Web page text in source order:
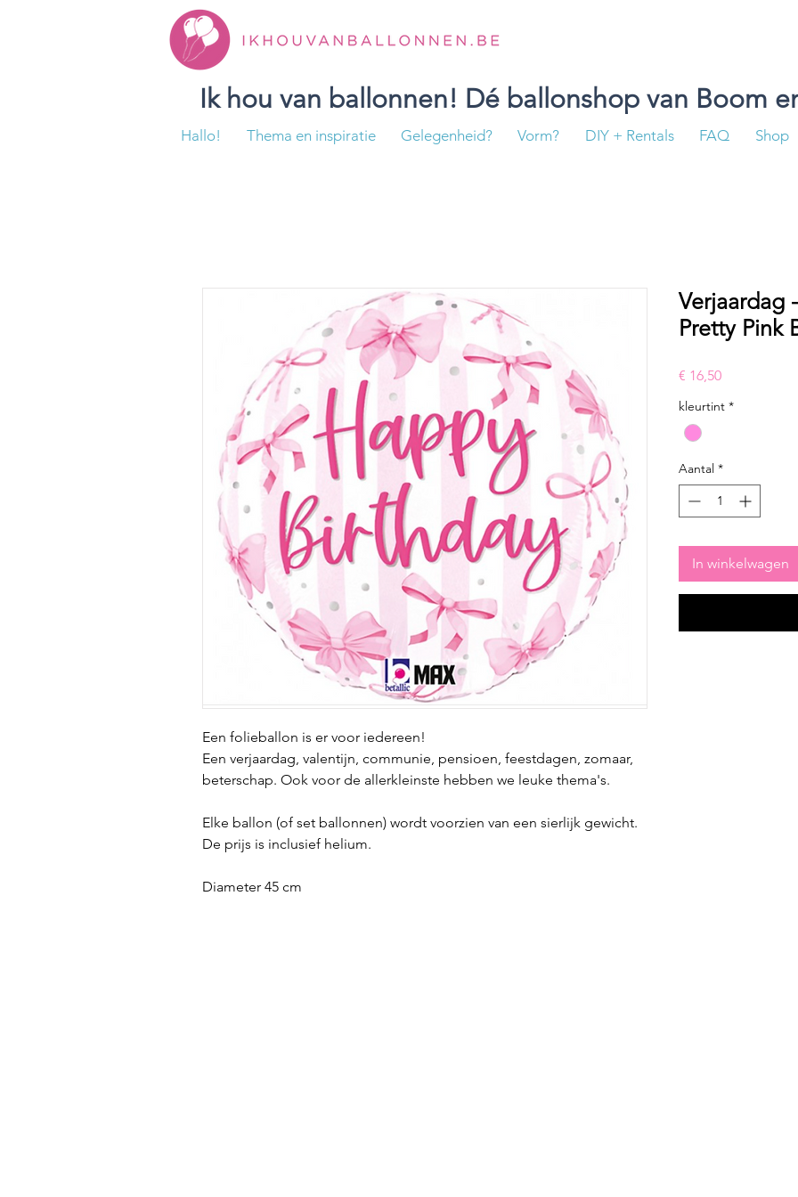
Ik hou van ballonnen! Dé ballonshop van Boom
Hallo! Thema en inspiratie Gelegenheid? Vorm? DIY + Rentals FAQ Shop
Een folieballon is er voor iedereen!
Een verjaardag, valentijn, communie, pensioen, feestdagen, zomaar,
beterschap. Ook voor de allerkleinste hebben we leuke thema's.
Elke ballon (of set ballonnen) wordt voorzien van een sierlijk gewicht.
De prijs is inclusief helium.
Diameter 45 cm
Verjaardag
Pretty Pink
€ 16,50Prijs
kleurtint *
Aantal *
In winkelwagen